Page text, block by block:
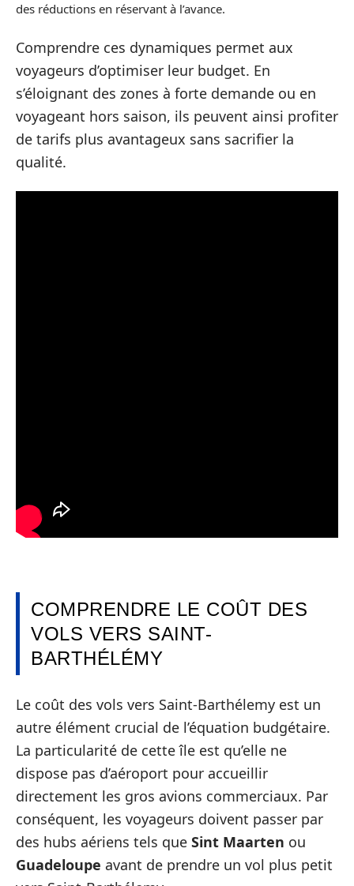
des réductions en réservant à l’avance.
Comprendre ces dynamiques permet aux
voyageurs d’optimiser leur budget. En
s’éloignant des zones à forte demande ou en
voyageant hors saison, ils peuvent ainsi profiter
de tarifs plus avantageux sans sacrifier la
qualité.
COMPRENDRE LE COÛT DES
VOLS VERS SAINT-
BARTHÉLÉMY
Le coût des vols vers Saint-Barthélemy est un
autre élément crucial de l’équation budgétaire.
La particularité de cette île est qu’elle ne
dispose pas d’aéroport pour accueillir
directement les gros avions commerciaux. Par
conséquent, les voyageurs doivent passer par
des hubs aériens tels que Sint Maarten ou
Guadeloupe avant de prendre un vol plus petit